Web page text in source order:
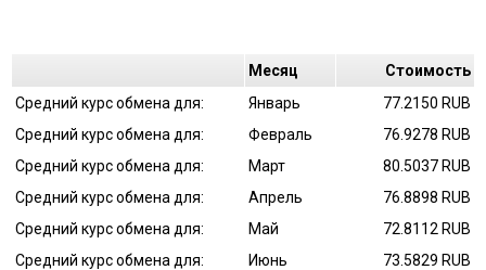
Mесяц
Cтоимость
Средний курс обмена для:
Январь
77.2150 RUB
Средний курс обмена для:
Февраль
76.9278 RUB
Средний курс обмена для:
Март
80.5037 RUB
Средний курс обмена для:
Апрель
76.8898 RUB
Средний курс обмена для:
Май
72.8112 RUB
Средний курс обмена для:
Июнь
73.5829 RUB